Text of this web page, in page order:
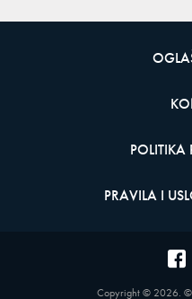
POLITIKA
PRAVILA I
Copyright © 2026.